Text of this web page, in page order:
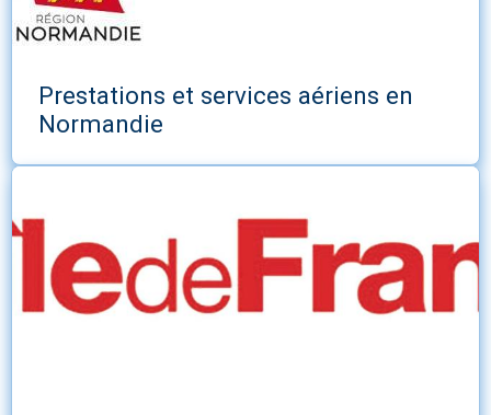
Prestations et services aériens en
Normandie